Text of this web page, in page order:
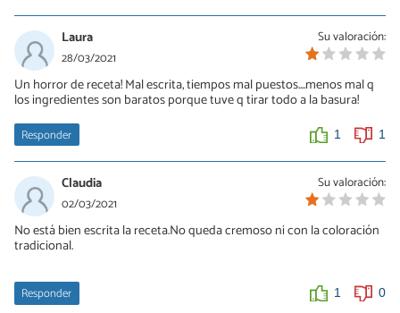
Su valoración:
Laura
28/03/2021
Un horror de receta! Mal escrita, tiempos mal puestos....menos mal q
los ingredientes son baratos porque tuve q tirar todo a la basura!
Responder 1 1
Su valoración:
Claudia
02/03/2021
No está bien escrita la receta.No queda cremoso ni con la coloración
tradicional.
Responder 1 0